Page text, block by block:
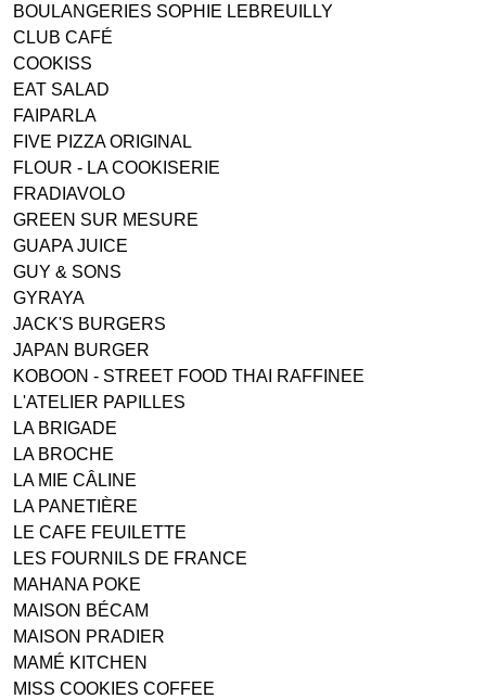
BOULANGERIES SOPHIE LEBREUILLY
CLUB CAFÉ
COOKISS
EAT SALAD
FAIPARLA
FIVE PIZZA ORIGINAL
FLOUR - LA COOKISERIE
FRADIAVOLO
GREEN SUR MESURE
GUAPA JUICE
GUY & SONS
GYRAYA
JACK'S BURGERS
JAPAN BURGER
KOBOON - STREET FOOD THAI RAFFINEE
L'ATELIER PAPILLES
LA BRIGADE
LA BROCHE
LA MIE CÂLINE
LA PANETIÈRE
LE CAFE FEUILETTE
LES FOURNILS DE FRANCE
MAHANA POKE
MAISON BÉCAM
MAISON PRADIER
MAMÉ KITCHEN
MISS COOKIES COFFEE